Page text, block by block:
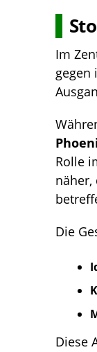
Im
gegen
Rolle
näher,
Die
Diese